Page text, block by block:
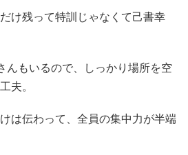
だけ残って特訓じゃなくて己書幸
んもいるので、しっかり場所を空
夫。
は伝わって、全員の集中力が半端